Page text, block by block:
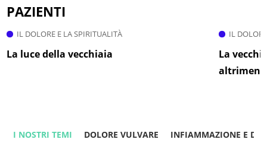
PAZIENTI
IL DOLORE E LA SPIRITUALITÀ
La luce della vecchiaia
IL
La
I NOSTRI TEMI DOLORE VULVARE INFIAMMAZIONE E